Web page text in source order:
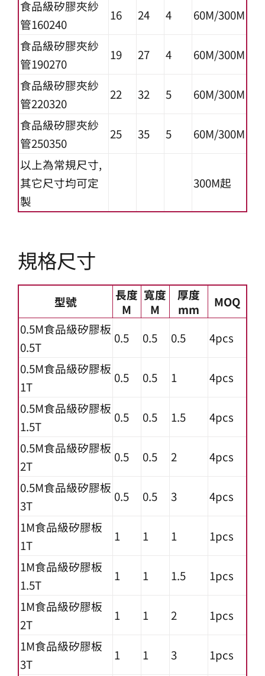
食品級矽膠夾紗
管160240
16 24 4
60M/300M
食品級矽膠夾紗
管190270
19 27 4
60M/300M
食品級矽膠夾紗
管220320
22 32 5
60M/300M
食品級矽膠夾紗
管250350
25 35 5
60M/300M
以上為常規尺寸,
其它尺寸均可定
製
300M起
規格尺寸
型號
長度
M
寬度
M
厚度
mm
MOQ
0.5M食品級矽膠板
0.5T
0.5 0.5 0.5
4pcs
0.5M食品級矽膠板
1T
0.5 0.5 1
4pcs
0.5M食品級矽膠板
1.5T
0.5 0.5 1.5
4pcs
0.5M食品級矽膠板
2T
0.5 0.5 2
4pcs
0.5M食品級矽膠板
3T
0.5 0.5 3
4pcs
1M食品級矽膠板
1T
1 1 1
1pcs
1M食品級矽膠板
1.5T
1 1 1.5
1pcs
1M食品級矽膠板
2T
1 1 2
1pcs
1M食品級矽膠板
3T
1 1 3
1pcs